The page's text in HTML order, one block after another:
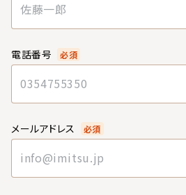
電話番号 必須
メールアドレス 必須